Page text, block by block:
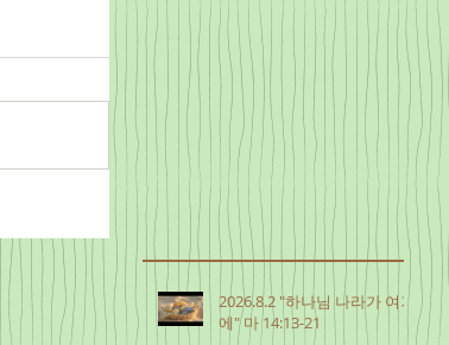
2026.8.2 "하나님 나라가 여기
에" 마 14:13-21